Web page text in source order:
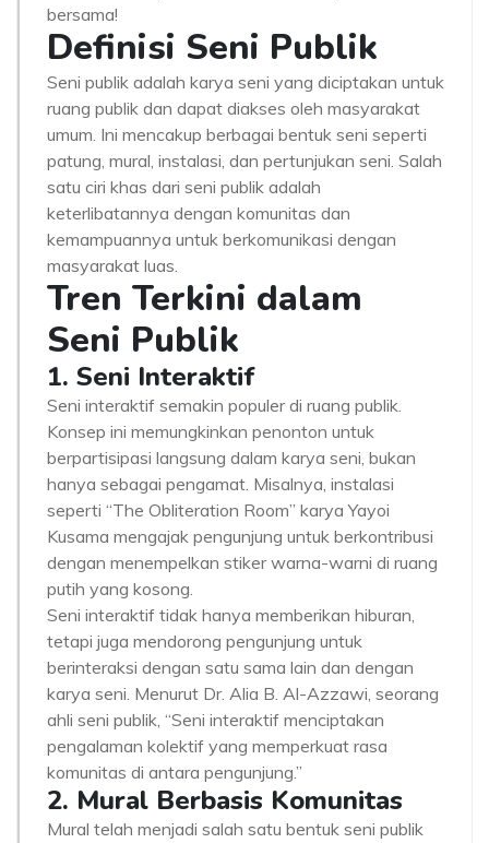
bersama!
Definisi Seni Publik
Seni publik adalah karya seni yang diciptakan untuk
ruang publik dan dapat diakses oleh masyarakat
umum. Ini mencakup berbagai bentuk seni seperti
patung, mural, instalasi, dan pertunjukan seni. Salah
satu ciri khas dari seni publik adalah
keterlibatannya dengan komunitas dan
kemampuannya untuk berkomunikasi dengan
masyarakat luas.
Tren Terkini dalam
Seni Publik
1. Seni Interaktif
Seni interaktif semakin populer di ruang publik.
Konsep ini memungkinkan penonton untuk
berpartisipasi langsung dalam karya seni, bukan
hanya sebagai pengamat. Misalnya, instalasi
seperti “The Obliteration Room” karya Yayoi
Kusama mengajak pengunjung untuk berkontribusi
dengan menempelkan stiker warna-warni di ruang
putih yang kosong.
Seni interaktif tidak hanya memberikan hiburan,
tetapi juga mendorong pengunjung untuk
berinteraksi dengan satu sama lain dan dengan
karya seni. Menurut Dr. Alia B. Al-Azzawi, seorang
ahli seni publik, “Seni interaktif menciptakan
pengalaman kolektif yang memperkuat rasa
komunitas di antara pengunjung.”
2. Mural Berbasis Komunitas
Mural telah menjadi salah satu bentuk seni publik